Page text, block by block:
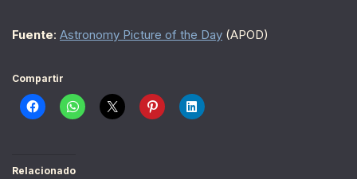
Fuente: Astronomy Picture of the Day (APOD)
Compartir
Relacionado